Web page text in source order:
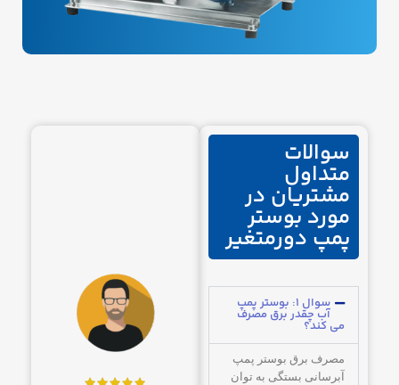
سوالات
متداول
مشتریان در
مورد بوستر
پمپ دورمتغیر
سوال ۱: بوستر پمپ
آب چقدر برق مصرف
می کند؟
مصرف برق بوستر پمپ
آبرسانی بستگی به توان